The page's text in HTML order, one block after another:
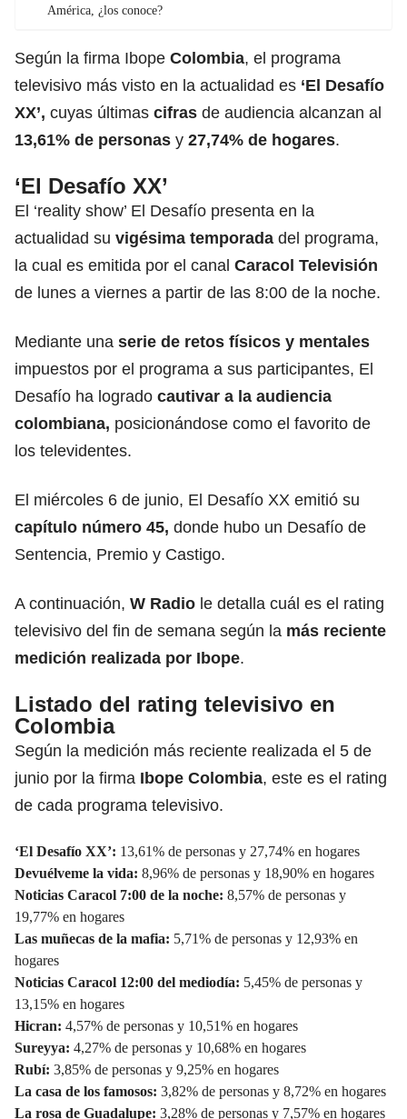
América, ¿los conoce?
Según la firma Ibope Colombia, el programa
televisivo más visto en la actualidad es ‘El Desafío
XX’, cuyas últimas cifras de audiencia alcanzan al
13,61% de personas y 27,74% de hogares.
‘El Desafío XX’
El ‘reality show’ El Desafío presenta en la
actualidad su vigésima temporada del programa,
la cual es emitida por el canal Caracol Televisión
de lunes a viernes a partir de las 8:00 de la noche.
Mediante una serie de retos físicos y mentales
impuestos por el programa a sus participantes, El
Desafío ha logrado cautivar a la audiencia
colombiana, posicionándose como el favorito de
los televidentes.
El miércoles 6 de junio, El Desafío XX emitió su
capítulo número 45, donde hubo un Desafío de
Sentencia, Premio y Castigo.
A continuación, W Radio le detalla cuál es el rating
televisivo del fin de semana según la más reciente
medición realizada por Ibope.
Listado del rating televisivo en
Colombia
Según la medición más reciente realizada el 5 de
junio por la firma Ibope Colombia, este es el rating
de cada programa televisivo.
‘El Desafío XX’: 13,61% de personas y 27,74% en hogares
Devuélveme la vida: 8,96% de personas y 18,90% en hogares
Noticias Caracol 7:00 de la noche: 8,57% de personas y
19,77% en hogares
Las muñecas de la mafia: 5,71% de personas y 12,93% en
hogares
Noticias Caracol 12:00 del mediodía: 5,45% de personas y
13,15% en hogares
Hicran: 4,57% de personas y 10,51% en hogares
Sureyya: 4,27% de personas y 10,68% en hogares
Rubí: 3,85% de personas y 9,25% en hogares
La casa de los famosos: 3,82% de personas y 8,72% en hogares
La rosa de Guadalupe: 3,28% de personas y 7,57% en hogares